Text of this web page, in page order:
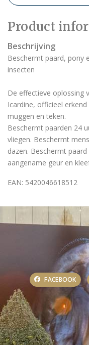
Product
Beschrijving
Beschermt paard, pony
insecten
De effectieve oplossing
Icardine, officieel
muggen en teken.
Beschermt paarden 24
vliegen. Beschermt
dazen. Beschermt
aangename geur en
EAN: 5420046618512
FACEBOOK